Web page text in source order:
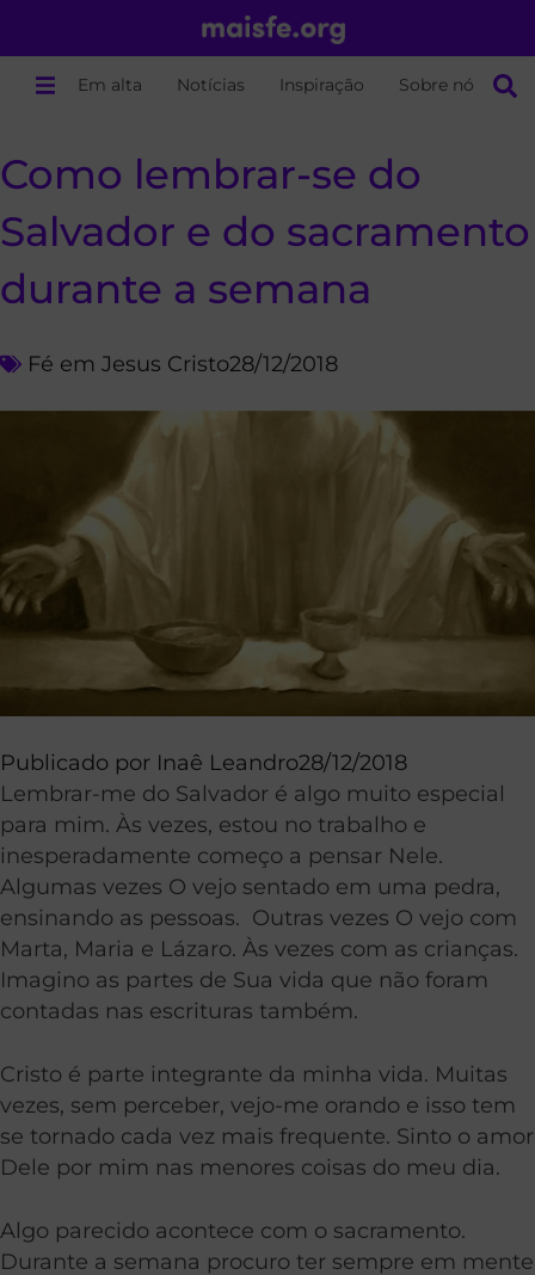
Em alta Notícias Inspiração Sobre nós
Como lembrar-se do
Salvador e do sacramento
durante a semana
Fé em Jesus Cristo28/12/2018
Publicado por Inaê Leandro28/12/2018
Lembrar-me do Salvador é algo muito especial
para mim. Às vezes, estou no trabalho e
inesperadamente começo a pensar Nele.
Algumas vezes O vejo sentado em uma pedra,
ensinando as pessoas. Outras vezes O vejo com
Marta, Maria e Lázaro. Às vezes com as crianças.
Imagino as partes de Sua vida que não foram
contadas nas escrituras também.
Cristo é parte integrante da minha vida. Muitas
vezes, sem perceber, vejo-me orando e isso tem
se tornado cada vez mais frequente. Sinto o amor
Dele por mim nas menores coisas do meu dia.
Algo parecido acontece com o sacramento.
Durante a semana procuro ter sempre em mente